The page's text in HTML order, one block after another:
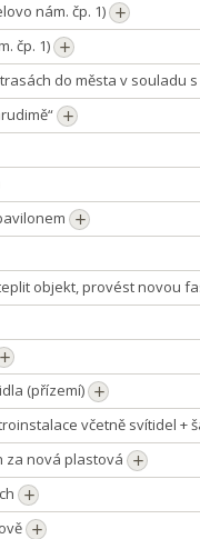
nám. čp. 1)
čp. 1)
do města v souladu
objekt, provést novou
(přízemí)
včetně svítidel +
za nová plastová